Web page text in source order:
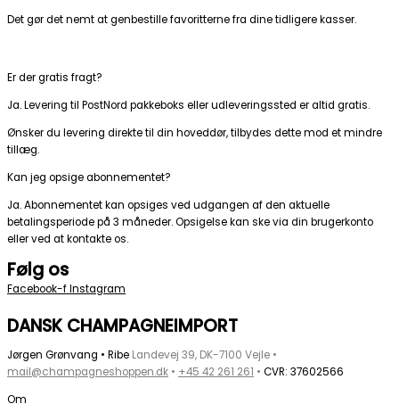
Det gør det nemt at genbestille favoritterne fra dine tidligere kasser.
Er der gratis fragt?
Ja. Levering til PostNord pakkeboks eller udleveringssted er altid gratis.
Ønsker du levering direkte til din hoveddør, tilbydes dette mod et mindre
tillæg.
Kan jeg opsige abonnementet?
Ja. Abonnementet kan opsiges ved udgangen af den aktuelle
betalingsperiode på 3 måneder. Opsigelse kan ske via din brugerkonto
eller ved at kontakte os.
Følg os
Facebook-fInstagram
DANSK CHAMPAGNEIMPORT
Jørgen Grønvang • Ribe Landevej 39, DK-7100 Vejle •
mail@champagneshoppen.dk • +45 42 261 261 • CVR: 37602566
Om